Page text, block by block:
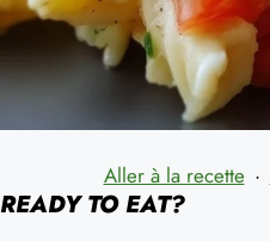
Aller à la recette ·
READY TO EAT?